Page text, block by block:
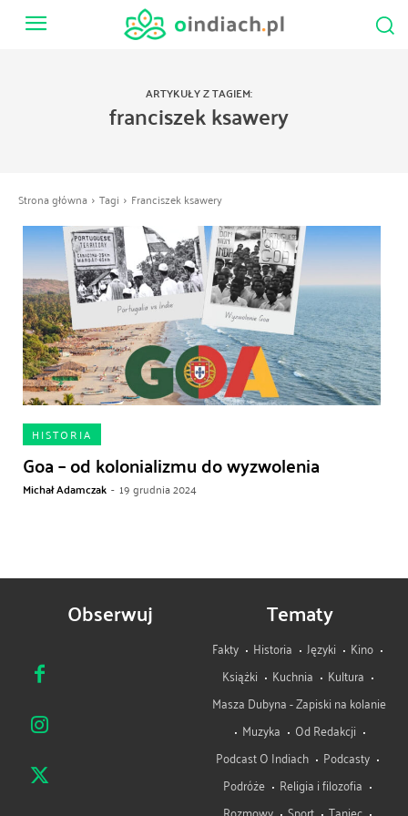
ARTYKUŁY Z TAGIEM:
franciszek ksawery
Strona główna Tagi Franciszek ksawery
HISTORIA
Goa – od kolonializmu do wyzwolenia
Michał Adamczak - 19 grudnia 2024
Obserwuj Tematy
Fakty Historia Języki
Kino
Książki
Kuchnia
Kultura
Masza Dubyna - Zapiski na kolanie
Muzyka
Od Redakcji
Podcast O Indiach
Podcasty
Podróże
Religia i filozofia